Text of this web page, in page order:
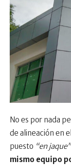
No es por nada
de alineación en
puesto “en jaque”
mismo equipo